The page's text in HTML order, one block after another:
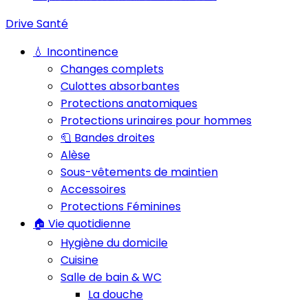
Drive Santé
💧 Incontinence
Changes complets
Culottes absorbantes
Protections anatomiques
Protections urinaires pour hommes
🧻 Bandes droites
Alèse
Sous-vêtements de maintien
Accessoires
Protections Féminines
🏠 Vie quotidienne
Hygiène du domicile
Cuisine
Salle de bain & WC
La douche